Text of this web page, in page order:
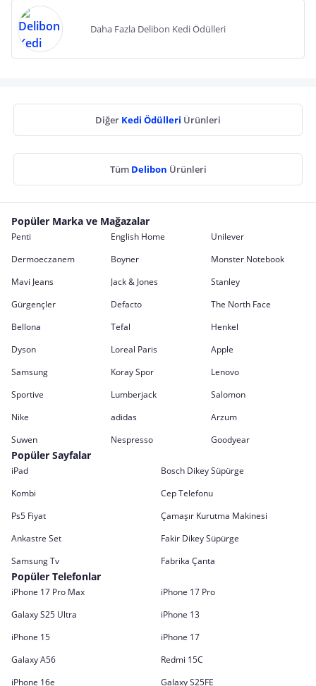
Daha Fazla Delibon Kedi Ödülleri
Diğer Kedi Ödülleri Ürünleri
Tüm Delibon Ürünleri
Popüler Marka ve Mağazalar
Penti English Home
Unilever
Dermoeczanem
Boyner
Monster Notebook
Mavi Jeans
Jack & Jones
Stanley
Gürgençler
Defacto
The North Face
Bellona
Tefal
Henkel
Dyson
Loreal Paris
Apple
Samsung
Koray Spor
Lenovo
Sportive
Lumberjack
Salomon
Nike
adidas
Arzum
Suwen
Nespresso Goodyear
Popüler Sayfalar
iPad
Bosch Dikey Süpürge
Kombi
Cep Telefonu
Ps5 Fiyat
Çamaşır Kurutma Makinesi
Ankastre Set
Fakir Dikey Süpürge
Samsung Tv
Fabrika Çanta
Popüler Telefonlar
iPhone 17 Pro Max
iPhone 17 Pro
Galaxy S25 Ultra
iPhone 13
iPhone 15
iPhone 17
Galaxy A56
Redmi 15C
iPhone 16e
Galaxy S25FE